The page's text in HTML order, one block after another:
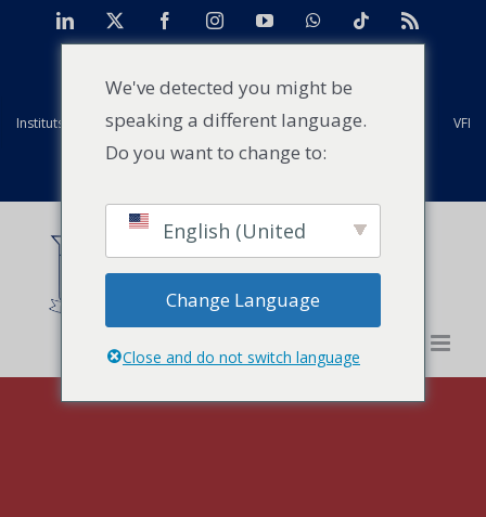
LinkedIn FacebookInstagramYouTubeWhatsAppTiktok
Instituts mondiaux Strathmore Anciens élèves Installations VFI
We've detected you might be
speaking a different language.
Do you want to change to:
English (United
States)
Change Language
Close and do not switch language